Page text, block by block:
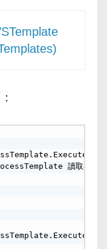
讀取參數一